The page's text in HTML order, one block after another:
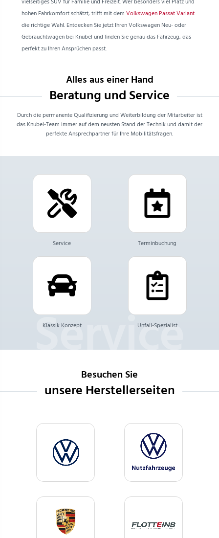
vielseitiges SUV für Familie und Freizeit. Wer besonders viel Platz und
hohen Fahrkomfort schätzt, trifft mit dem Volkswagen Passat Variant
die richtige Wahl. Entdecken Sie jetzt Ihren Volkswagen Neu- oder
Gebrauchtwagen bei Knubel und finden Sie genau das Fahrzeug, das
perfekt zu Ihren Ansprüchen passt.
Alles aus einer Hand
Beratung und Service
Durch die permanente Qualifizierung und Weiterbildung der Mitarbeiter ist
das Knubel-Team immer auf dem neusten Stand der Technik und damit der
perfekte Ansprechpartner für Ihre Mobilitätsfragen.
Service Terminbuchung
Klassik Konzept Unfall-Spezialist
Besuchen Sie
unsere Herstellerseiten